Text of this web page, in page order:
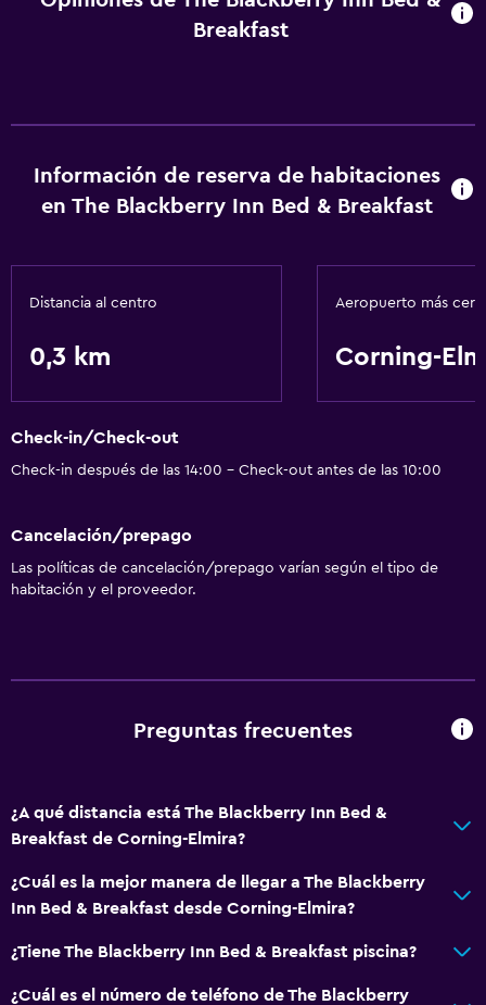
Breakfast
Información de reserva de habitaciones
en The Blackberry Inn Bed & Breakfast
Distancia al centro
0,3 km
Aeropuerto más
Corning-
Check-in/Check-out
Check-in después de las 14:00 - Check-out antes de las 10:00
Cancelación/prepago
Las políticas de cancelación/prepago varían según el tipo de
habitación y el proveedor.
Preguntas frecuentes
¿A qué distancia está The Blackberry Inn Bed &
Breakfast de Corning-Elmira?
¿Cuál es la mejor manera de llegar a The Blackberry
Inn Bed & Breakfast desde Corning-Elmira?
¿Tiene The Blackberry Inn Bed & Breakfast piscina?
¿Cuál es el número de teléfono de The Blackberry